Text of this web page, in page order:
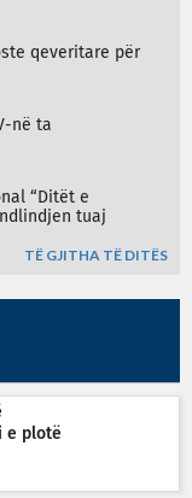
qeveritare për
në ta
“Ditët e
tuaj
TË GJITHA TË DITËS
e plotë